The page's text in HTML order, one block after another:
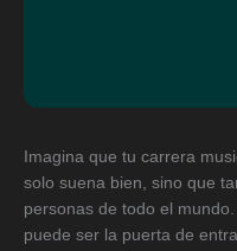
Imagina que tu carrera
solo suena bien, sino que
personas de todo el
puede ser la puerta de